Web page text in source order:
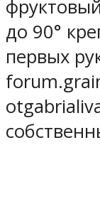
до 90°
первых